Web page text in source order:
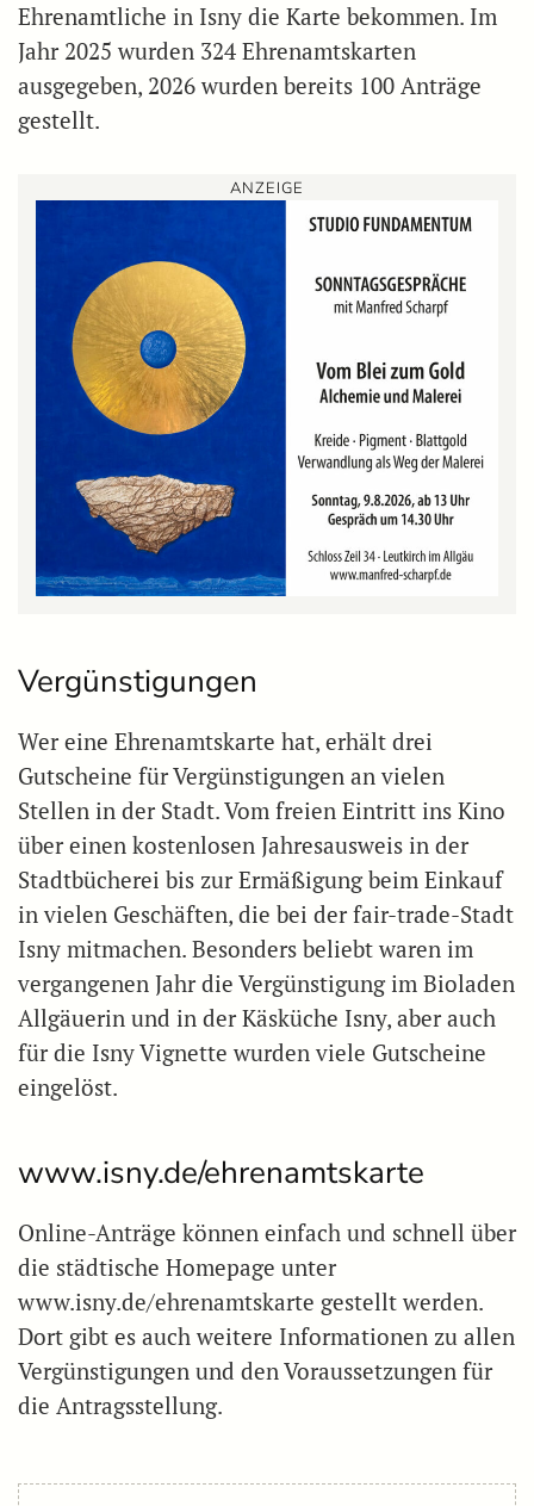
Ehrenamtliche in Isny die Karte bekommen. Im
Jahr 2025 wurden 324 Ehrenamtskarten
ausgegeben, 2026 wurden bereits 100 Anträge
gestellt.
ANZEIGE
Vergünstigungen
Wer eine Ehrenamtskarte hat, erhält drei
Gutscheine für Vergünstigungen an vielen
Stellen in der Stadt. Vom freien Eintritt ins Kino
über einen kostenlosen Jahresausweis in der
Stadtbücherei bis zur Ermäßigung beim Einkauf
in vielen Geschäften, die bei der fair-trade-Stadt
Isny mitmachen. Besonders beliebt waren im
vergangenen Jahr die Vergünstigung im Bioladen
Allgäuerin und in der Käsküche Isny, aber auch
für die Isny Vignette wurden viele Gutscheine
eingelöst.
www.isny.de/ehrenamtskarte
Online-Anträge können einfach und schnell über
die städtische Homepage unter
www.isny.de/ehrenamtskarte gestellt werden.
Dort gibt es auch weitere Informationen zu allen
Vergünstigungen und den Voraussetzungen für
die Antragsstellung.